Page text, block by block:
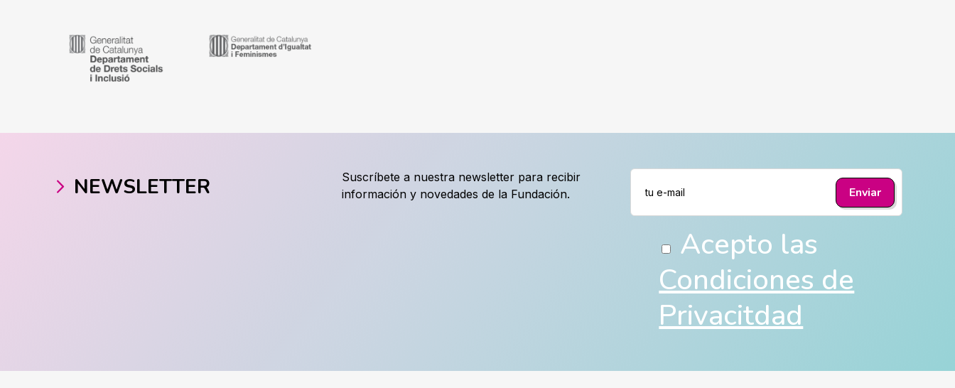
NEWSLETTER
Suscríbete a nuestra newsletter para recibir
información y novedades de la Fundación.
Acepto las
Condiciones de
Privacitdad